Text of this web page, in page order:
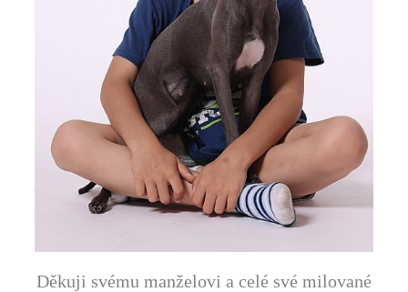
Děkuji svému manželovi a celé své milované